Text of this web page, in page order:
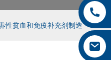
13959222339
0592 5599526
性贫血和免疫补充剂制造